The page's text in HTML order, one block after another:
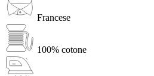
Francese
100% cotone